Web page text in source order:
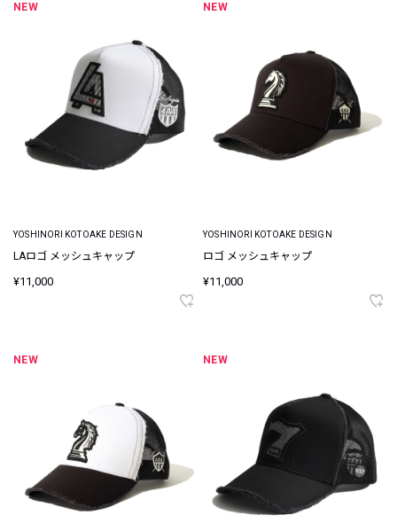
NEW
YOSHINORI KOTOAKE DESIGN
LAロゴ メッシュキャップ
¥11,000
NEW
YOSHINORI KOTOAKE DESIGN
ロゴ メッシュキャップ
¥11,000
NEW NEW